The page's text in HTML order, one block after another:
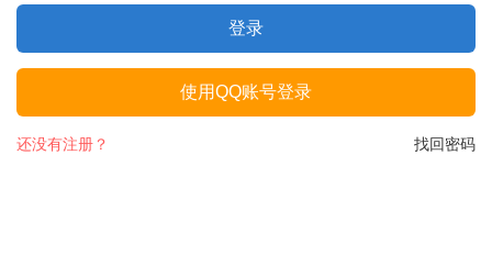
登录
使用QQ账号登录
找回密码
还没有注册？